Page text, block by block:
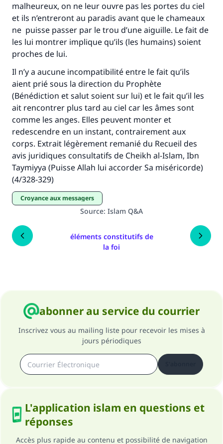
malheureux, on ne leur ouvre pas les portes du ciel
et ils n’entreront au paradis avant que le chameaux
ne puisse passer par le trou d’une aiguille. Le fait de
les lui montrer implique qu’ils (les humains) soient
proches de lui.
Il n’y a aucune incompatibilité entre le fait qu’ils
aient prié sous la direction du Prophète
(Bénédiction et salut soient sur lui) et le fait qu’il les
ait rencontrer plus tard au ciel car les âmes sont
comme les anges. Elles peuvent monter et
redescendre en un instant, contrairement aux
corps. Extrait légèrement remanié du Recueil des
avis juridiques consultatifs de Cheikh al-Islam, Ibn
Taymiyya (Puisse Allah lui accorder Sa miséricorde)
(4/328-329)
croyance aux messagers
Source: Islam Q&A
éléments constitutifs de
la foi
abonner au service du courrier
Inscrivez vous au mailing liste pour recevoir les mises à
jours périodiques
L'application islam en questions et
réponses
Accès plus rapide au contenu et possibilité de navigation